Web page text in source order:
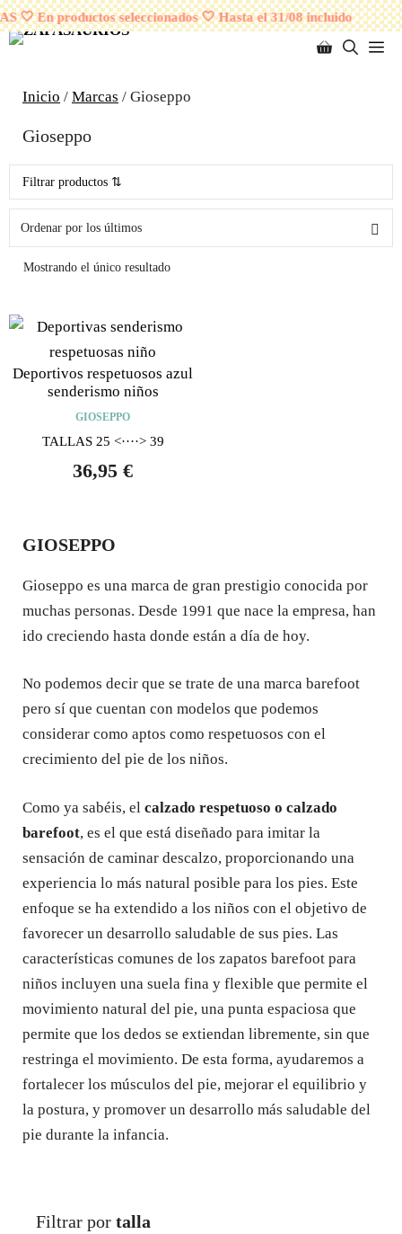
🤍 En productos seleccionados 🤍 Hasta el 31/08 incluido
Saltar
al
¡ENVÍOS GRATUITOS A PARTIR DE 95 EUROS!
Inicio / Marcas / Gioseppo
Gioseppo
Filtrar productos ⇅
Mostrando el único resultado
Deportivos respetuosos azul
senderismo niños
GIOSEPPO
TALLAS 25 <····> 39
36,95 €
GIOSEPPO
Gioseppo es una marca de gran prestigio conocida por
muchas personas. Desde 1991 que nace la empresa, han
ido creciendo hasta donde están a día de hoy.
No podemos decir que se trate de una marca barefoot
pero sí que cuentan con modelos que podemos
considerar como aptos como respetuosos con el
crecimiento del pie de los niños.
Como ya sabéis, el calzado respetuoso o calzado
barefoot, es el que está diseñado para imitar la
sensación de caminar descalzo, proporcionando una
experiencia lo más natural posible para los pies. Este
enfoque se ha extendido a los niños con el objetivo de
favorecer un desarrollo saludable de sus pies. Las
características comunes de los zapatos barefoot para
niños incluyen una suela fina y flexible que permite el
movimiento natural del pie, una punta espaciosa que
permite que los dedos se extiendan libremente, sin que
restringa el movimiento. De esta forma, ayudaremos a
fortalecer los músculos del pie, mejorar el equilibrio y
la postura, y promover un desarrollo más saludable del
pie durante la infancia.
Filtrar por talla